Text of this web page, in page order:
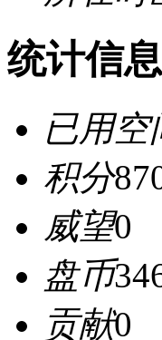
统计信息
已用空
积分
威望0
盘币
贡献0